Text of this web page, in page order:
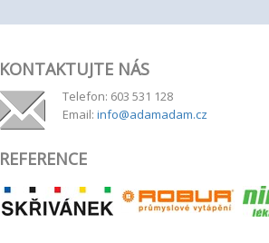
KONTAKTUJTE NÁS
Telefon: 603 531 128
Email: info@adamadam.cz
REFERENCE